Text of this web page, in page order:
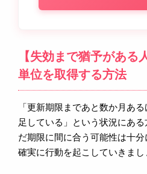
【失効まで猶予がある
単位を取得する方法
「更新期限まであと数か月あ
足している」という状況にあ
だ期限に間に合う可能性は十
確実に行動を起こしていきまし